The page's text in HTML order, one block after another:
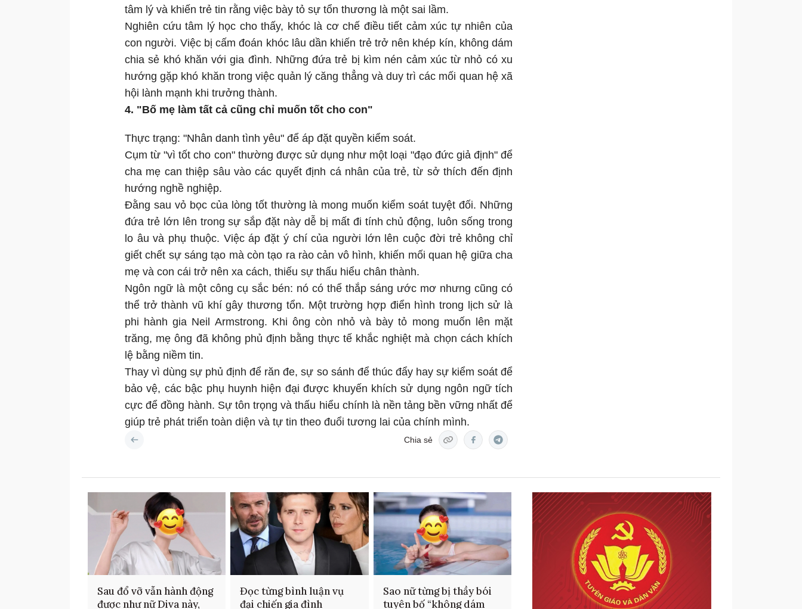
tâm lý và khiến trẻ tin rằng việc bày tỏ sự tổn thương là một sai lầm.
Nghiên cứu tâm lý học cho thấy, khóc là cơ chế điều tiết cảm xúc tự nhiên của
con người. Việc bị cấm đoán khóc lâu dần khiến trẻ trở nên khép kín, không dám
chia sẻ khó khăn với gia đình. Những đứa trẻ bị kìm nén cảm xúc từ nhỏ có xu
hướng gặp khó khăn trong việc quản lý căng thẳng và duy trì các mối quan hệ xã
hội lành mạnh khi trưởng thành.
4. "Bố mẹ làm tất cả cũng chỉ muốn tốt cho con"
Thực trạng: "Nhân danh tình yêu" để áp đặt quyền kiểm soát.
Cụm từ "vì tốt cho con" thường được sử dụng như một loại "đạo đức giả định" để
cha mẹ can thiệp sâu vào các quyết định cá nhân của trẻ, từ sở thích đến định
hướng nghề nghiệp.
Đằng sau vỏ bọc của lòng tốt thường là mong muốn kiểm soát tuyệt đối. Những
đứa trẻ lớn lên trong sự sắp đặt này dễ bị mất đi tính chủ động, luôn sống trong
lo âu và phụ thuộc. Việc áp đặt ý chí của người lớn lên cuộc đời trẻ không chỉ
giết chết sự sáng tạo mà còn tạo ra rào cản vô hình, khiến mối quan hệ giữa cha
mẹ và con cái trở nên xa cách, thiếu sự thấu hiểu chân thành.
Ngôn ngữ là một công cụ sắc bén: nó có thể thắp sáng ước mơ nhưng cũng có
thể trở thành vũ khí gây thương tổn. Một trường hợp điển hình trong lịch sử là
phi hành gia Neil Armstrong. Khi ông còn nhỏ và bày tỏ mong muốn lên mặt
trăng, mẹ ông đã không phủ định bằng thực tế khắc nghiệt mà chọn cách khích
lệ bằng niềm tin.
Thay vì dùng sự phủ định để răn đe, sự so sánh để thúc đẩy hay sự kiểm soát để
bảo vệ, các bậc phụ huynh hiện đại được khuyến khích sử dụng ngôn ngữ tích
cực để đồng hành. Sự tôn trọng và thấu hiểu chính là nền tảng bền vững nhất để
giúp trẻ phát triển toàn diện và tự tin theo đuổi tương lai của chính mình.
Chia sẻ
Sau đổ vỡ vẫn hành động
được như nữ Diva này,
Đọc từng bình luận vụ
đại chiến gia đình
Sao nữ từng bị thầy bói
tuyên bố “không dám